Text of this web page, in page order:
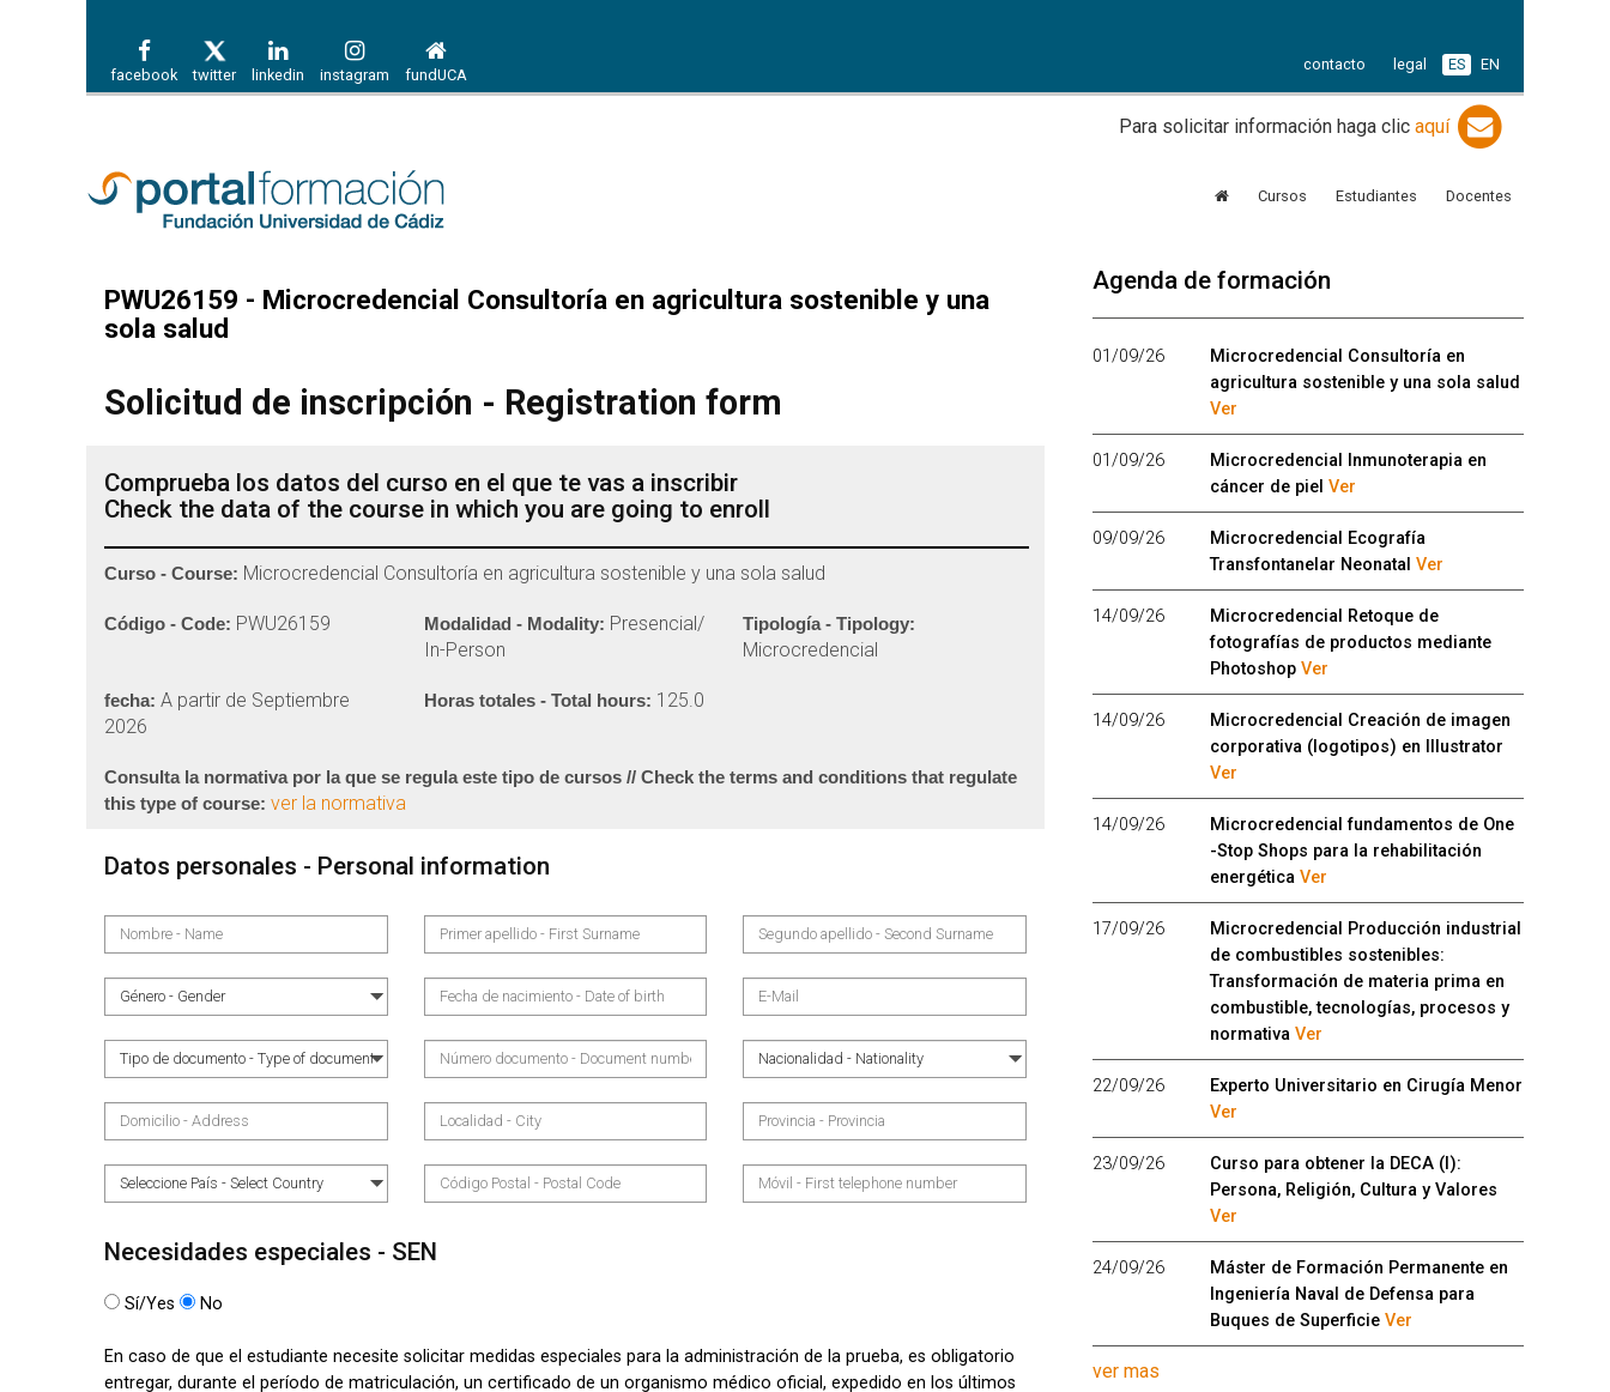
facebook twitter linkedin instagram fundUCA
contacto legal ES EN
Para solicitar información haga clicaquí
Cursos Estudiantes Docentes
PWU26159 - Microcredencial Consultoría en agricultura sostenible y una
sola salud
Solicitud de inscripción - Registration form
Comprueba los datos del curso en el que te vas a inscribir
Check the data of the course in which you are going to enroll
Curso - Course: Microcredencial Consultoría en agricultura sostenible y una sola salud
Código - Code: PWU26159 Modalidad - Modality: Presencial/
In-Person
Tipología - Tipology:
Microcredencial
fecha: A partir de Septiembre
2026
Horas totales - Total hours: 125.0
Consulta la normativa por la que se regula este tipo de cursos // Check the terms and conditions that regulate
this type of course: ver la normativa
Datos personales - Personal information
Necesidades especiales - SEN
Sí/Yes No
En caso de que el estudiante necesite solicitar medidas especiales para la administración de la prueba, es obligatorio
entregar, durante el período de matriculación, un certificado de un organismo médico oficial, expedido en los últimos
Agenda de formación
01/09/26
Microcredencial Consultoría en
agricultura sostenible y una sola salud
Ver
01/09/26
Microcredencial Inmunoterapia en
cáncer de piel Ver
09/09/26
Microcredencial Ecografía
Transfontanelar Neonatal Ver
14/09/26
Microcredencial Retoque de
fotografías de productos mediante
Photoshop Ver
14/09/26
Microcredencial Creación de imagen
corporativa (logotipos) en Illustrator
Ver
14/09/26
Microcredencial fundamentos de One
-Stop Shops para la rehabilitación
energética Ver
17/09/26
Microcredencial Producción industrial
de combustibles sostenibles:
Transformación de materia prima en
combustible, tecnologías, procesos y
normativa Ver
22/09/26
Experto Universitario en Cirugía Menor
Ver
23/09/26
Curso para obtener la DECA (I):
Persona, Religión, Cultura y Valores
Ver
24/09/26
Máster de Formación Permanente en
Ingeniería Naval de Defensa para
Buques de Superficie Ver
ver mas